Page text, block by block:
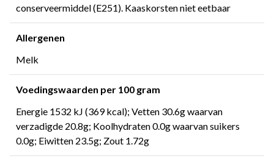
conserveermiddel (E251). Kaaskorsten niet eetbaar
Allergenen
Melk
Voedingswaarden per 100 gram
Energie 1532 kJ (369 kcal); Vetten 30.6g waarvan
verzadigde 20.8g; Koolhydraten 0.0g waarvan suikers
0.0g; Eiwitten 23.5g; Zout 1.72g